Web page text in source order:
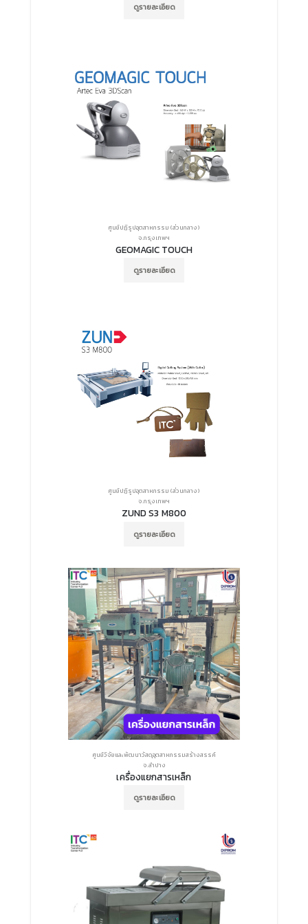
ดูรายละเอียด
ศูนย์ปฏิรูปอุตสาหกรรม (ส่วนกลาง)
จ.กรุงเทพฯ
GEOMAGIC TOUCH
ดูรายละเอียด
ศูนย์ปฏิรูปอุตสาหกรรม (ส่วนกลาง)
จ.กรุงเทพฯ
ZUND S3 M800
ดูรายละเอียด
ศูนย์วิจัยและพัฒนาวัสดุอุตสาหกรรมสร้างสรรค์
จ.ลำปาง
เครื่องแยกสารเหล็ก
ดูรายละเอียด